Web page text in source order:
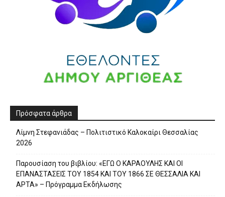
Πρόσφατα άρθρα
Λίμνη Στεφανιάδας – Πολιτιστικό Καλοκαίρι Θεσσαλίας
2026
Παρουσίαση του βιβλίου: «ΕΓΩ Ο ΚΑΡΑΟΥΛΗΣ ΚΑΙ ΟΙ
ΕΠΑΝΑΣΤΑΣΕΙΣ ΤΟΥ 1854 ΚΑΙ ΤΟΥ 1866 ΣΕ ΘΕΣΣΑΛΙΑ ΚΑΙ
ΑΡΤΑ» – Πρόγραμμα Εκδήλωσης